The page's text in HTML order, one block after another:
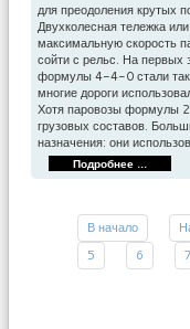
для преодоления крутых
Двухколесная тележка
максимальную скорость
сойти с рельс. На первых
формулы 4-4-0 стали
многие дороги
Хотя паровозы формулы
грузовых составов.
назначения: они
Подробнее ...
В начало
5
6 7